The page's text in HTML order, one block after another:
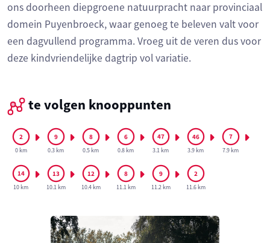
ons doorheen diepgroene natuurpracht naar provinciaal
domein Puyenbroeck, waar genoeg te beleven valt voor
een dagvullend programma. Vroeg uit de veren dus voor
deze kindvriendelijke dagtrip vol variatie.
te volgen knooppunten
0 km 0.3 km 0.5 km 0.8 km 3.1 km 3.9 km 7.9 km
10 km 10.1 km 10.4 km 11.1 km 11.2 km 11.6 km